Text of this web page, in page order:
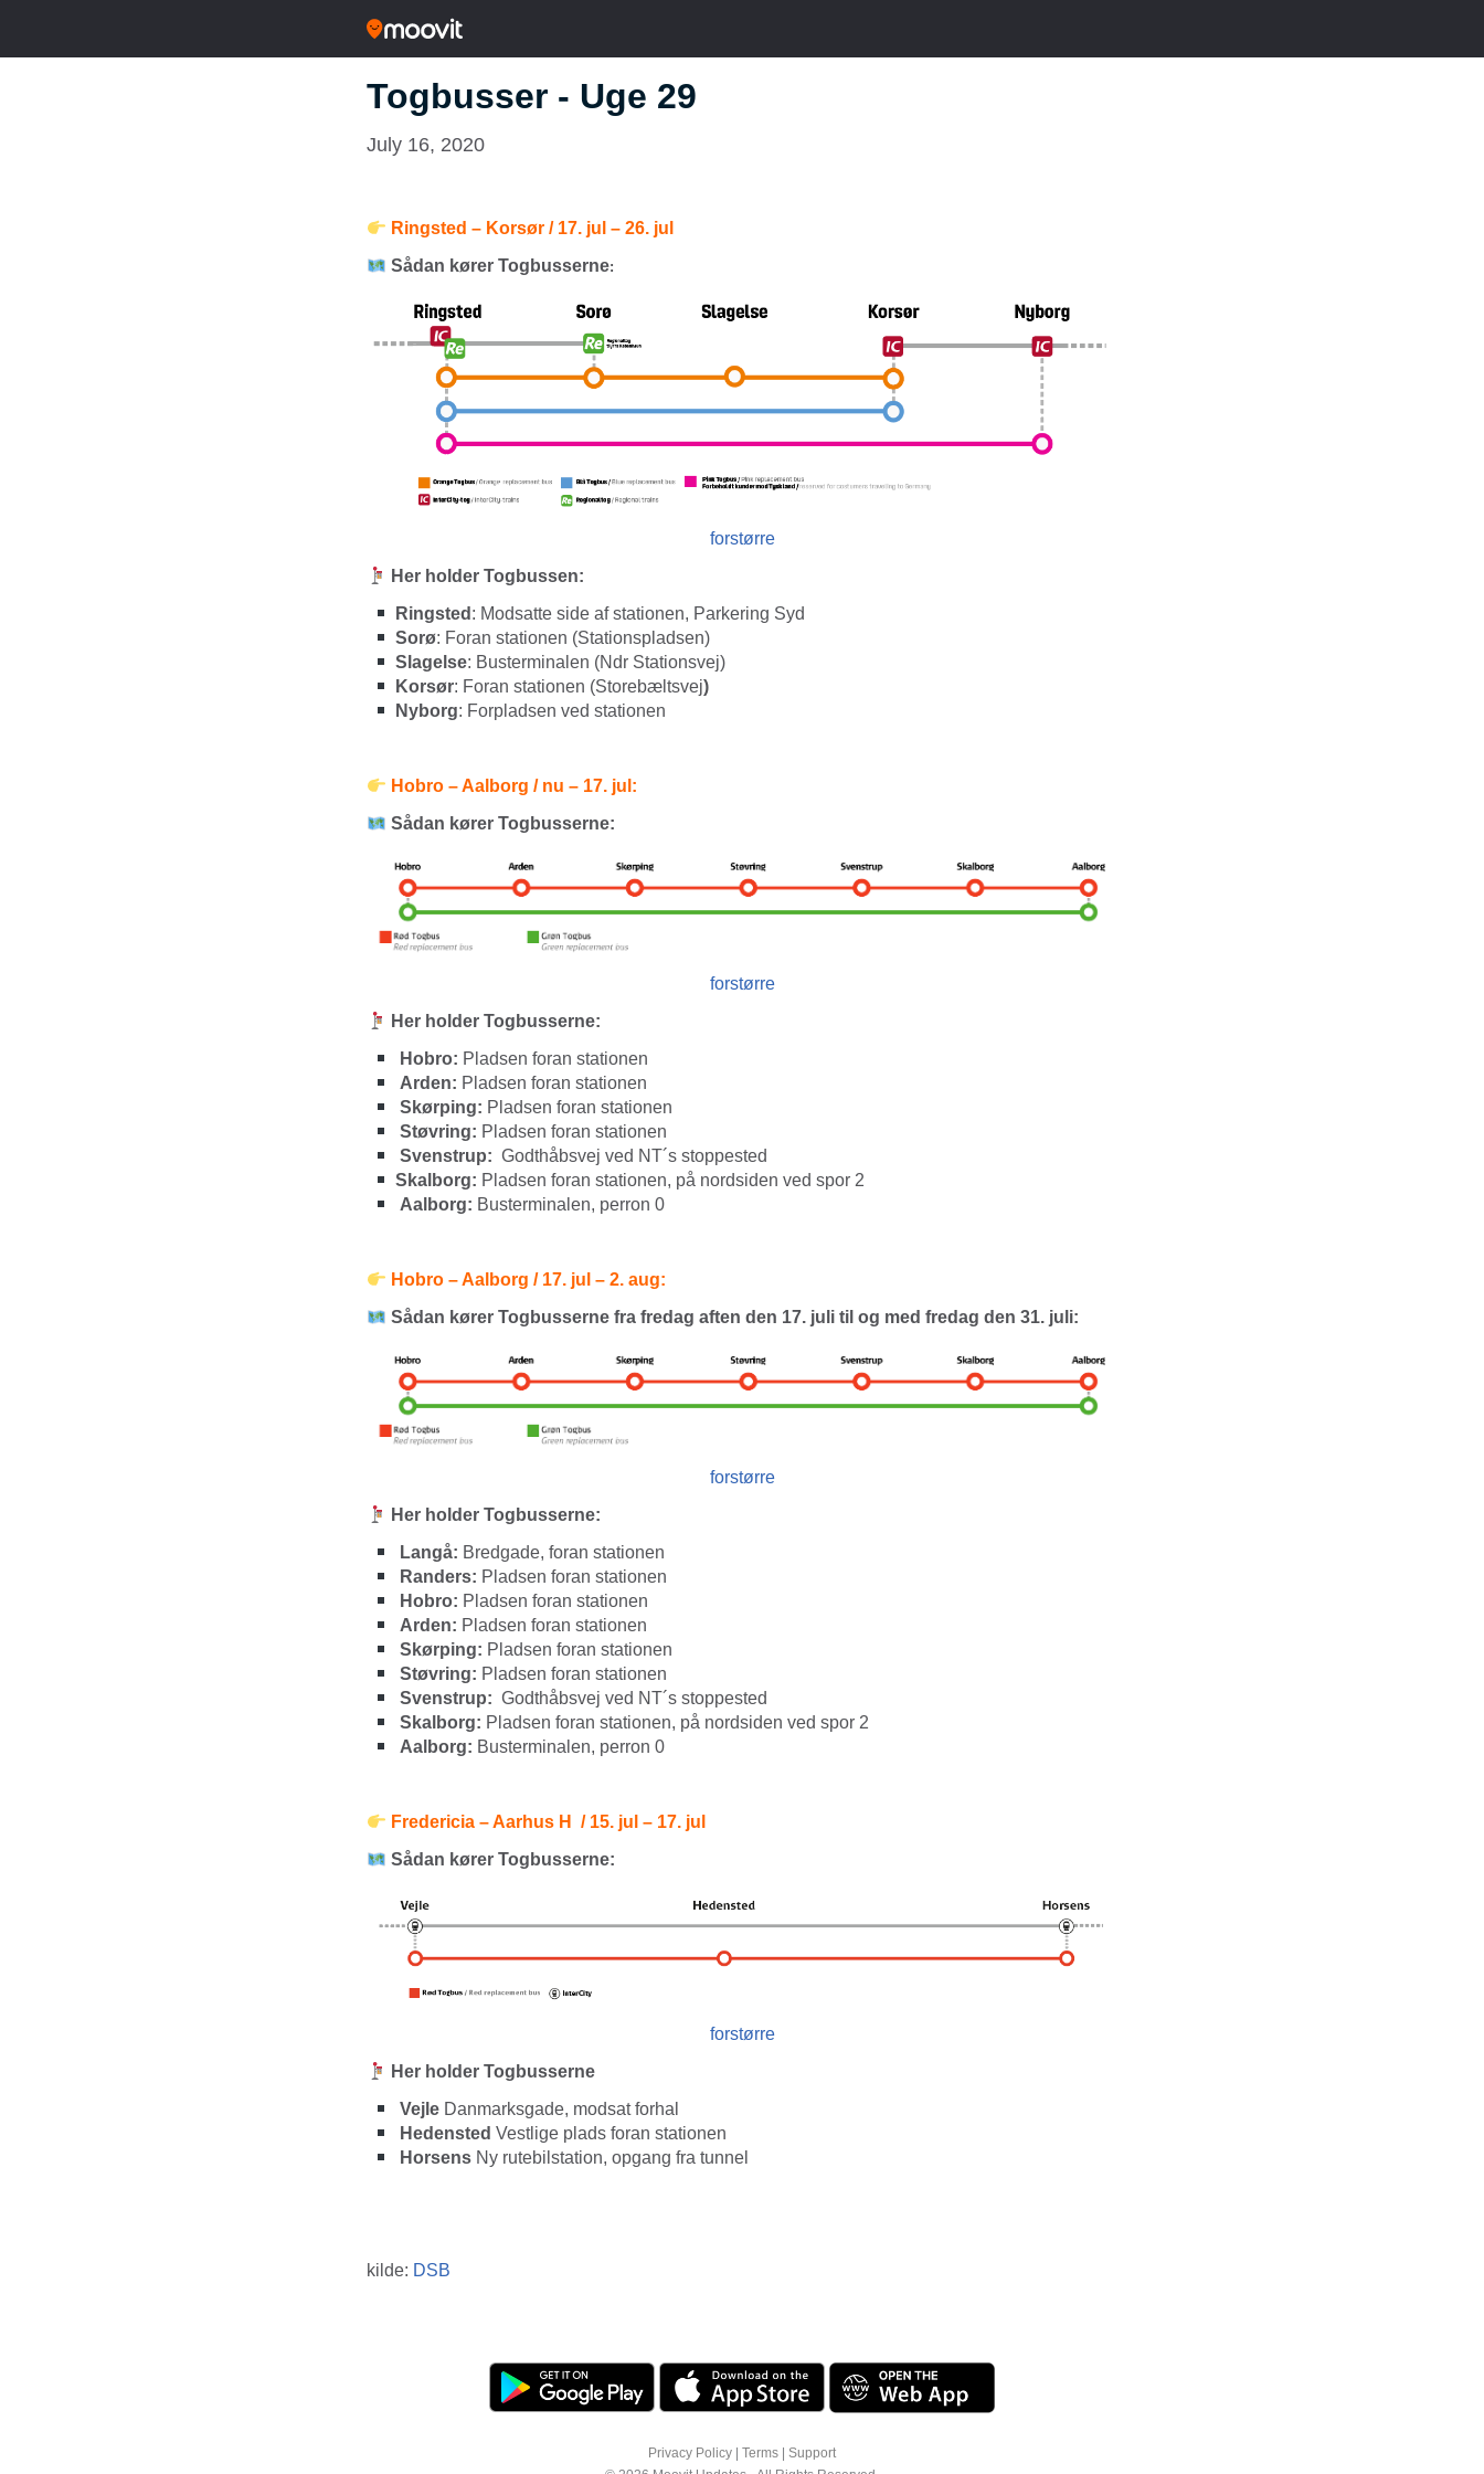
Togbusser - Uge 29
July 16, 2020
Ringsted – Korsør / 17. jul – 26. jul
Sådan kører Togbusserne:
forstørre
Her holder Togbussen:
Ringsted : Modsatte side af stationen, Parkering Syd
Sorø: Foran stationen (Stationspladsen)
Slagelse: Busterminalen (Ndr Stationsvej)
Korsør: Foran stationen (Storebæltsvej)
Nyborg: Forpladsen ved stationen
Hobro – Aalborg / nu – 17. jul:
Sådan kører Togbusserne:
forstørre
Her holder Togbusserne:
Hobro: Pladsen foran stationen
Arden: Pladsen foran stationen
Skørping: Pladsen foran stationen
Støvring: Pladsen foran stationen
Svenstrup: Godthåbsvej ved NT´s stoppested
Skalborg: Pladsen foran stationen, på nordsiden ved spor 2
Aalborg: Busterminalen, perron 0
Hobro – Aalborg / 17. jul – 2. aug:
Sådan kører Togbusserne fra fredag aften den 17. juli til og med fredag den 31. juli: ​
forstørre
Her holder Togbusserne:
Langå: Bredgade, foran stationen
Randers: Pladsen foran stationen
Hobro: Pladsen foran stationen
Arden: Pladsen foran stationen
Skørping: Pladsen foran stationen
Støvring: Pladsen foran stationen
Svenstrup: Godthåbsvej ved NT´s stoppested
Skalborg: Pladsen foran stationen, på nordsiden ved spor 2
Aalborg: Busterminalen, perron 0
Fredericia – Aarhus H / 15. jul – 17. jul
Sådan kører Togbusserne:
forstørre
Her holder Togbusserne
Vejle Danmarksgade, modsat forhal
Hedensted Vestlige plads foran stationen
Horsens Ny rutebilstation, opgang fra tunnel
kilde: DSB
Privacy Policy Terms
Support